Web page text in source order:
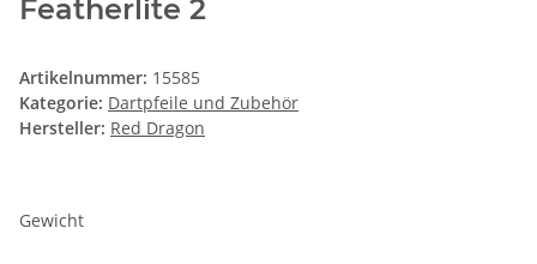
Featherlite 2
Artikelnummer: 15585
Kategorie: Dartpfeile und Zubehör
Hersteller: Red Dragon
Gewicht